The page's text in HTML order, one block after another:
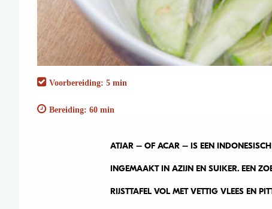
Voorbereiding: 5 min
Bereiding: 60 min
ATJAR – OF ACAR – IS EEN
INGEMAAKT IN AZIJN EN SUIKER. EEN
RIJSTTAFEL VOL MET VETTIG VLEES EN